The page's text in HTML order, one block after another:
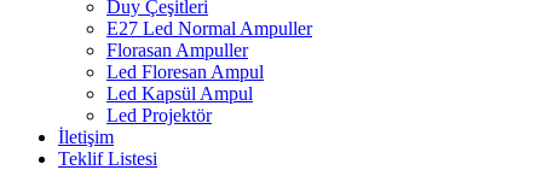
Duy Çeşitleri
E27 Led Normal Ampuller
Florasan Ampuller
Led Floresan Ampul
Led Kapsül Ampul
Led Projektör
İletişim
Teklif Listesi